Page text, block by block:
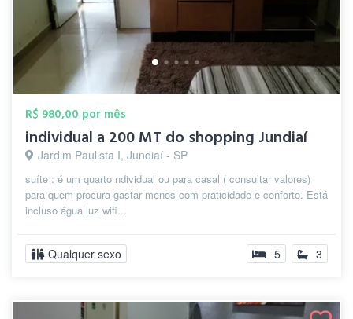
R$ 980,00 por mês
individual a 200 MT do shopping Jundiaí
Jardim Paulista I, Jundiaí - SP
suíte : é um quarto ndividual ou para casal ( consultar valores)
para quem procura gastar menos com praticidade e conforto. Está
incluso água luz wifi...
Qualquer sexo 5 3